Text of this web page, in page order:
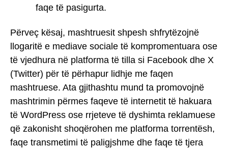
faqe të pasigurta.
Përveç kësaj, mashtruesit shpesh shfrytëzojnë
llogaritë e mediave sociale të kompromentuara ose
të vjedhura në platforma të tilla si Facebook dhe X
(Twitter) për të përhapur lidhje me faqen
mashtruese. Ata gjithashtu mund ta promovojnë
mashtrimin përmes faqeve të internetit të hakuara
të WordPress ose rrjeteve të dyshimta reklamuese
që zakonisht shoqërohen me platforma torrentësh,
faqe transmetimi të paligjshme dhe faqe të tjera